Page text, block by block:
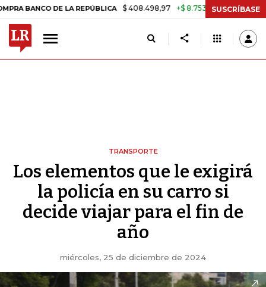
DE LA REPÚBLICA $ 408.498,97 +$ 8.753,81 +2,19% TASA DE
SUSCRÍBASE
TRANSPORTE
Los elementos que le exigirá
la policía en su carro si
decide viajar para el fin de
año
miércoles, 25 de diciembre de 2024